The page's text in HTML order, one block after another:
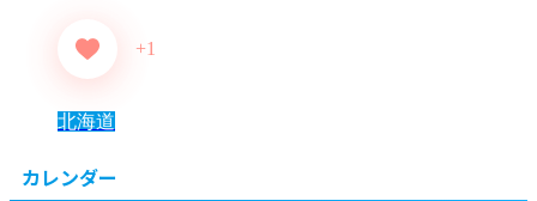
+1
北海道
カレンダー